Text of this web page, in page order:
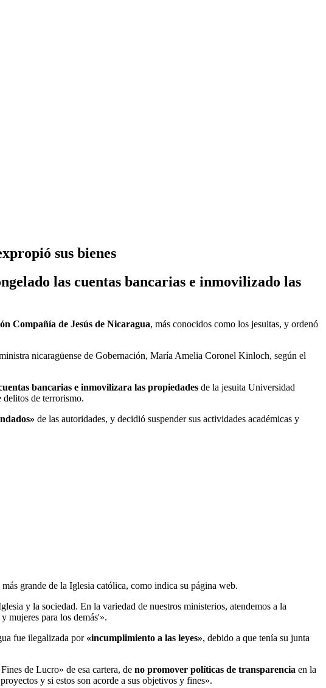
sus bienes
las cuentas bancarias e inmovilizado las
Compañía de Jesús de Nicaragua, más conocidos como los jesuitas, y ordenó
nicaragüense de Gobernación, María Amelia Coronel Kinloch, según el
bancarias e inmovilizara las propiedades de la jesuita Universidad
delitos de terrorismo.
de las autoridades, y decidió suspender sus actividades académicas y
grande de la Iglesia católica, como indica su página web.
y la sociedad. En la variedad de nuestros ministerios, atendemos a la
mujeres para los demás'».
fue ilegalizada por«incumplimiento a las leyes», debido a que tenía su junta
de Lucro» de esa cartera, de no promover políticas de transparencia en la
y si estos son acorde a sus objetivos y fines».